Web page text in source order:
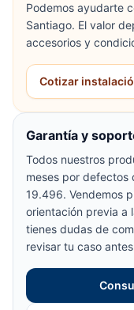
Podemos ayudarte
Santiago. El valor
accesorios y
Cotizar
Garantía y
Todos nuestros
meses por defectos
19.496. Vendemos
orientación previa a
tienes dudas de
revisar tu caso